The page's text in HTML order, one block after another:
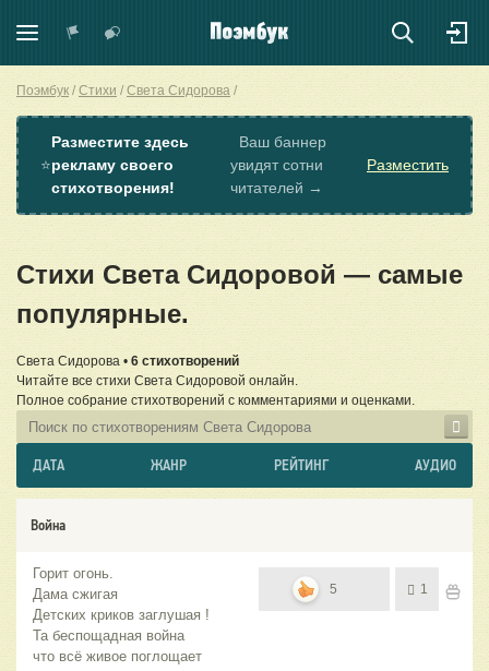
Поэмбук Стихи Света Сидорова
⭐
Разместите здесь
рекламу своего
стихотворения!
Ваш баннер
увидят сотни
читателей →
Разместить
Стихи Света Сидоровой — самые
популярные.
Света Сидорова • 6 стихотворений
Читайте все стихи Света Сидоровой онлайн.
Полное собрание стихотворений с комментариями и оценками.
ДАТА ЖАНР РЕЙТИНГ АУДИО
Война
Горит огонь.
Дама сжигая
Детских криков заглушая !
Та беспощадная война
что всё живое поглощает
5 1